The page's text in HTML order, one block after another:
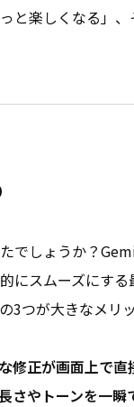
と楽しくなる」
でしょうか？
にスムーズにす
3つが大きなメリ
修正が画面上で直
さやトーンを一瞬